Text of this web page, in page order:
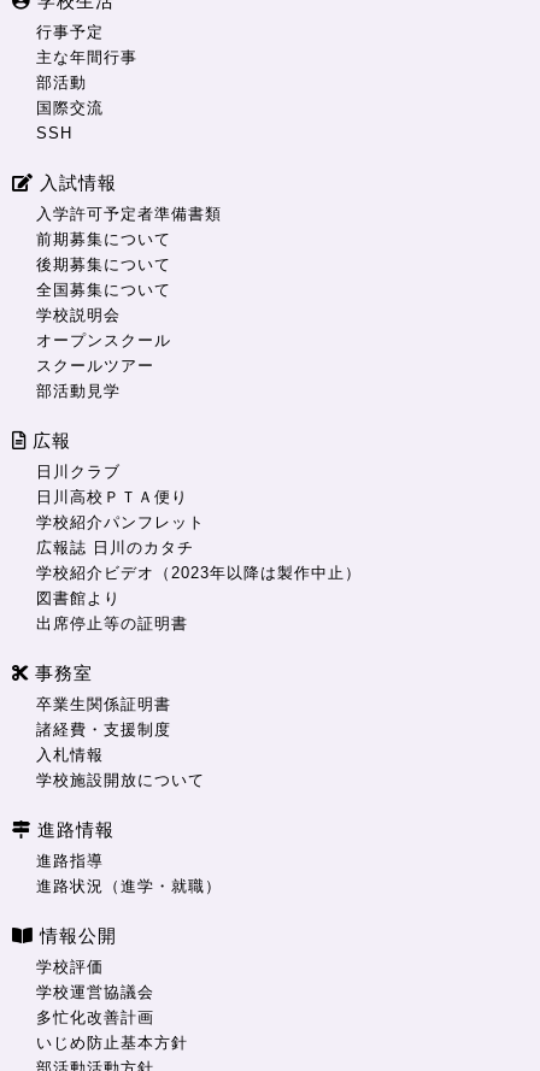
行事予定
主な年間行事
部活動
国際交流
SSH
入試情報
入学許可予定者準備書類
前期募集について
後期募集について
全国募集について
学校説明会
オープンスクール
スクールツアー
部活動見学
広報
日川クラブ
日川高校ＰＴＡ便り
学校紹介パンフレット
広報誌 日川のカタチ
学校紹介ビデオ（2023年以降は製作中止）
図書館より
出席停止等の証明書
事務室
卒業生関係証明書
諸経費・支援制度
入札情報
学校施設開放について
進路情報
進路指導
進路状況（進学・就職）
情報公開
学校評価
学校運営協議会
多忙化改善計画
いじめ防止基本方針
部活動活動方針